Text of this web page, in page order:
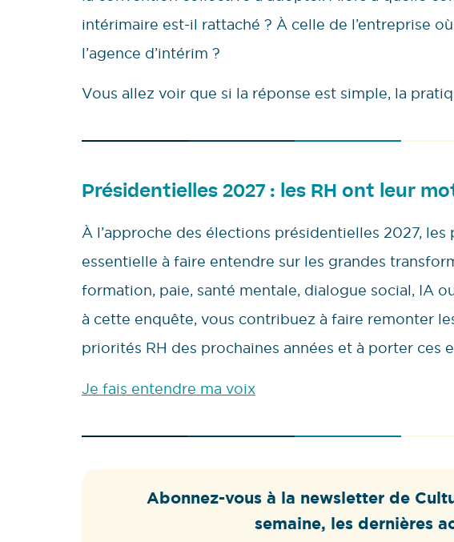
intérimaire est-il rattaché ? À celle de l’entreprise
l’agence d’intérim ?
Vous allez voir que si la réponse est simple, la
Présidentielles 2027 : les RH ont leur
À l’approche des élections présidentielles 2027,
essentielle à faire entendre sur les grandes
formation, paie, santé mentale, dialogue social, IA
à cette enquête, vous contribuez à faire remonter
priorités RH des prochaines années et à porter ces
Je fais entendre ma voix
Abonnez-vous à la newsletter de
semaine, les dernières